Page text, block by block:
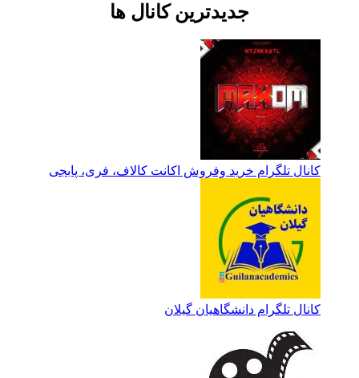
جدیدترین کانال ها
کانال تلگرام خرید وفروش اکانت کالاف، فری، پابجی
کانال تلگرام دانشگاهیان گیلان